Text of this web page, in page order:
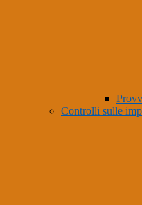
Controlli sulle